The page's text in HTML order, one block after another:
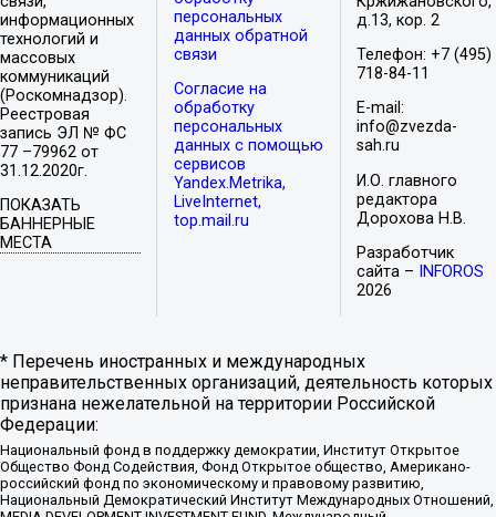
информационных
технологий и
массовых
коммуникаций
(Роскомнадзор).
Реестровая
запись ЭЛ № ФС
77 –79962 от
31.12.2020г.
ПОКАЗАТЬ
БАННЕРНЫЕ
МЕСТА
персональных
данных обратной
связи
Согласие на
обработку
персональных
данных с помощью
сервисов
Yandex.Metrika,
LiveInternet,
top.mail.ru
д.13, кор. 2
Телефон: +7 (495)
718-84-11
E-mail:
info@zvezda-
sah.ru
И.О. главного
редактора
Дорохова Н.В.
Разработчик
сайта –
INFOROS
2026
* Перечень иностранных и международных
неправительственных организаций, деятельность которых
признана нежелательной на территории Российской
Федерации:
Национальный фонд в поддержку демократии, Институт Открытое
Общество Фонд Содействия, Фонд Открытое общество, Американо-
российский фонд по экономическому и правовому развитию,
Национальный Демократический Институт Международных Отношений,